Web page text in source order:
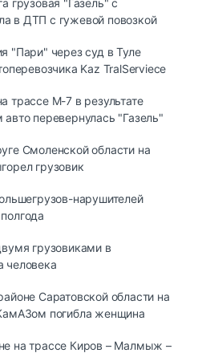
грузовая "Газель" с
в ДТП с гужевой повозкой
"Пари" через суд в Туле
Kaz TralServiece
трассе М-7 в результате
перевернулась "Газель"
Смоленской области на
грузовик
нарушителей
грузовиками в
человека
Саратовской области на
погибла женщина
на трассе Киров – Малмыж –